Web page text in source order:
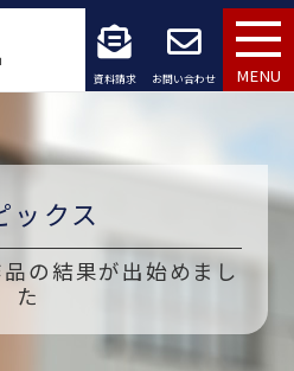
資料請求 お問い合わせ MENU
ックス
の結果が出始めまし
た